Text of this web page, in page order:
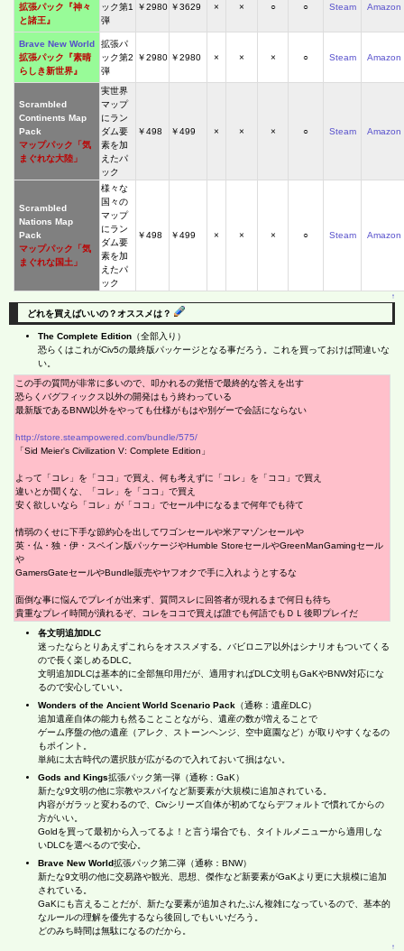
拡張パック『神々
と諸王』
ック第1
弾
￥2980 ￥3629 × × ○ ○ Steam Amazon
Brave New World
拡張パック『素晴
らしき新世界』
拡張パ
ック第2
弾
￥2980 ￥2980 × × × ○ Steam Amazon
Scrambled
Continents Map
Pack
マップパック「気
まぐれな大陸」
実世界
マップ
にラン
ダム要
素を加
えたパ
ック
￥498 ￥499 × × × ○ Steam Amazon
Scrambled
Nations Map
Pack
マップパック「気
まぐれな国土」
様々な
国々の
マップ
にラン
ダム要
素を加
えたパ
ック
￥498 ￥499 × × × ○ Steam Amazon
↑
どれを買えばいいの？オススメは？
The Complete Edition （全部入り）
恐らくはこれがCiv5の最終版パッケージとなる事だろう。これを買っておけば間違いな
い。
この手の質問が非常に多いので、叩かれるの覚悟で最終的な答えを出す
恐らくバグフィックス以外の開発はもう終わっている
最新版であるBNW以外をやっても仕様がもはや別ゲーで会話にならない
http://store.steampowered.com/bundle/575/
「Sid Meier's Civilization V: Complete Edition」
よって「コレ」を「ココ」で買え、何も考えずに「コレ」を「ココ」で買え
違いとか聞くな、「コレ」を「ココ」で買え
安く欲しいなら「コレ」が「ココ」でセール中になるまで何年でも待て
情弱のくせに下手な節約心を出してワゴンセールや米アマゾンセールや
英・仏・独・伊・スペイン版パッケージやHumble StoreセールやGreenManGamingセール
や
GamersGateセールやBundle販売やヤフオクで手に入れようとするな
面倒な事に悩んでプレイが出来ず、質問スレに回答者が現れるまで何日も待ち
貴重なプレイ時間が潰れるぞ、コレをココで買えば誰でも何語でもＤＬ後即プレイだ
各文明追加DLC
迷ったならとりあえずこれらをオススメする。バビロニア以外はシナリオもついてくる
ので長く楽しめるDLC。
文明追加DLCは基本的に全部無印用だが、適用すればDLC文明もGaKやBNW対応にな
るので安心していい。
Wonders of the Ancient World Scenario Pack （通称：遺産DLC）
追加遺産自体の能力も然ることことながら、遺産の数が増えることで
ゲーム序盤の他の遺産（アレク、ストーンヘンジ、空中庭園など）が取りやすくなるの
もポイント。
単純に太古時代の選択肢が広がるので入れておいて損はない。
Gods and Kings拡張パック第一弾（通称：GaK）
新たな9文明の他に宗教やスパイなど新要素が大規模に追加されている。
内容がガラッと変わるので、Civシリーズ自体が初めてならデフォルトで慣れてからの
方がいい。
Goldを買って最初から入ってるよ！と言う場合でも、タイトルメニューから適用しな
いDLCを選べるので安心。
Brave New World拡張パック第二弾（通称：BNW）
新たな9文明の他に交易路や観光、思想、傑作など新要素がGaKより更に大規模に追加
されている。
GaKにも言えることだが、新たな要素が追加されたぶん複雑になっているので、基本的
なルールの理解を優先するなら後回しでもいいだろう。
どのみち時間は無駄になるのだから。
↑